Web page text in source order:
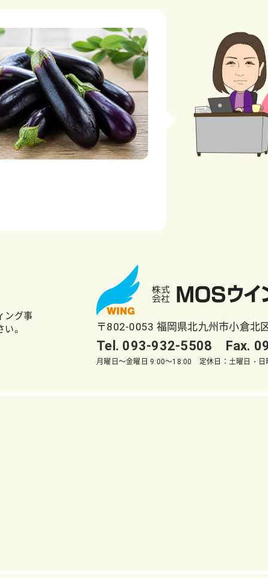
ング事
。
〒802-0053 福岡県北九州市小倉北
Tel. 093-932-5508 Fax.
月曜日～金曜日 9:00～18:00 定休日：土曜日・日